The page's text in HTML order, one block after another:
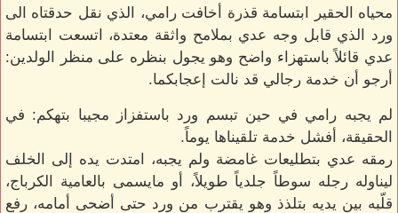
محياه الحقير ابتسامة قذرة أخافت رامي، الذي نقل حدقتاه الى
ورد الذي قابل وجه عدي بملامح واثقة معتدة، اتسعت ابتسامة
عدي قائلاً باستهزاء واضح وهو يجول بنظره على منظر الولدين:
أرجو أن خدمة رجالي قد نالت إعجابكما.
لم يجبه رامي في حين تبسم ورد باستفزاز مجيبا بتهكم: في
الحقيقة، أفشل خدمة تلقيناها يوماً.
رمقه عدي بتطليعات غامضة ولم يجبه، امتدت يده إلى الخلف
ليناوله رجله سوطاً جلدياً طويلاً، أو مايسمى بالعامية الكرباج،
قلّبه بين يديه بتلذذ وهو يقترب من ورد حتى أضحى أمامه، رفع